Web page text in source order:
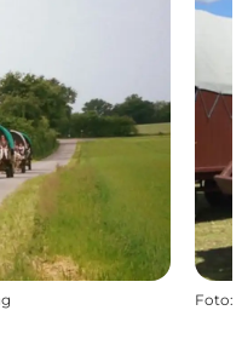
Foto: